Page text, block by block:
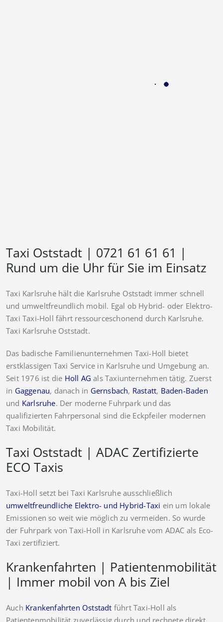
Taxi Oststadt | 0721 61 61 61 |
Rund um die Uhr für Sie im Einsatz
Taxi Karlsruhe hält die Karlsruhe Oststadt immer schnell
und umweltfreundlich mobil. Egal ob Hybrid- oder Elektro-
Taxi Taxi-Holl fährt ressourceschonend durch Karlsruhe.
Taxi Karlsruhe Oststadt.
Das badische Familienunternehmen Taxi-Holl bietet
erstklassigen Taxi Service in Karlsruhe und Umgebung an.
Seit 1976 ist die Holl AG als Taxiunternehmen tätig. Zuerst
in Gaggenau, danach in Gernsbach, Rastatt, Baden-Baden
und Karlsruhe. Der moderne Fuhrpark und das
qualifizierten Fahrpersonal sind die Eckpfeiler modernen
Taxi Mobilität.
Taxi Oststadt | ADAC Zertifizierte
ECO Taxis
Taxi-Holl setzt bei Taxi Karlsruhe ausschließlich
umweltfreundliche Elektro- und Hybrid-Taxi ein um lokale
Emissionen so weit wie möglich zu vermeiden. So wurde
der Fuhrpark von Taxi-Holl in Karlsruhe vom ADAC als Eco-
Taxi zertifiziert.
Krankenfahrten | Patientenmobilität
| Immer mobil von A bis Ziel
Auch Krankenfahrten Oststadt führt Taxi-Holl als
Patientenmobilität zuverlässig durch und rechnete direkt